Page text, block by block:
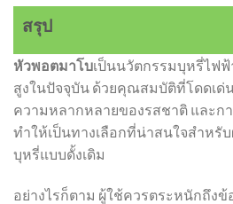
สรุป
หัวพอตมาโบเป็นนวัตกรรมบุหรี่ไฟ
สูงในปัจจุบัน ด้วยคุณสมบัติที่โดดเด่
ความหลากหลายของรสชาติ และก
ทำให้เป็นทางเลือกที่น่าสนใจสำหรั
บุหรี่แบบดั้งเดิม
อย่างไรก็ตาม ผู้ใช้ควรตระหนักถึงข้